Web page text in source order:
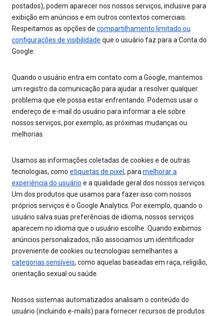
postados), podem aparecer nos nossos serviços, inclusive para
exibição em anúncios e em outros contextos comerciais.
Respeitamos as opções de compartilhamento limitado ou
configurações de visibilidade que o usuário faz para a Conta do
Google.
Quando o usuário entra em contato com a Google, mantemos
um registro da comunicação para ajudar a resolver qualquer
problema que ele possa estar enfrentando. Podemos usar o
endereço de e-mail do usuário para informar a ele sobre
nossos serviços, por exemplo, as próximas mudanças ou
melhorias.
Usamos as informações coletadas de cookies e de outras
tecnologias, como etiquetas de pixel , paramelhorar a
experiência do usuário e a qualidade geral dos nossos serviços.
Um dos produtos que usamos para fazer isso com nossos
próprios serviços é o Google Analytics. Por exemplo, quando o
usuário salva suas preferências de idioma, nossos serviços
aparecem no idioma que o usuário escolhe. Quando exibimos
anúncios personalizados, não associamos um identificador
proveniente de cookies ou tecnologias semelhantes a
categorias sensíveis, como aquelas baseadas em raça, religião,
orientação sexual ou saúde.
Nossos sistemas automatizados analisam o conteúdo do
usuário (incluindo e-mails) para fornecer recursos de produtos